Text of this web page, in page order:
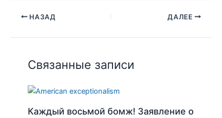
НАЗАД ДАЛЕЕ
Связанные записи
Каждый восьмой бомж! Заявление о